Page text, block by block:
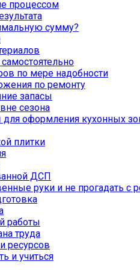
процессом
сумму?
по мере надобности
по ремонту
запасы
сезона
оформления кухонных
плитки
ДСП
руки и не прогадать с
работы
труда
ресурсов
и учиться